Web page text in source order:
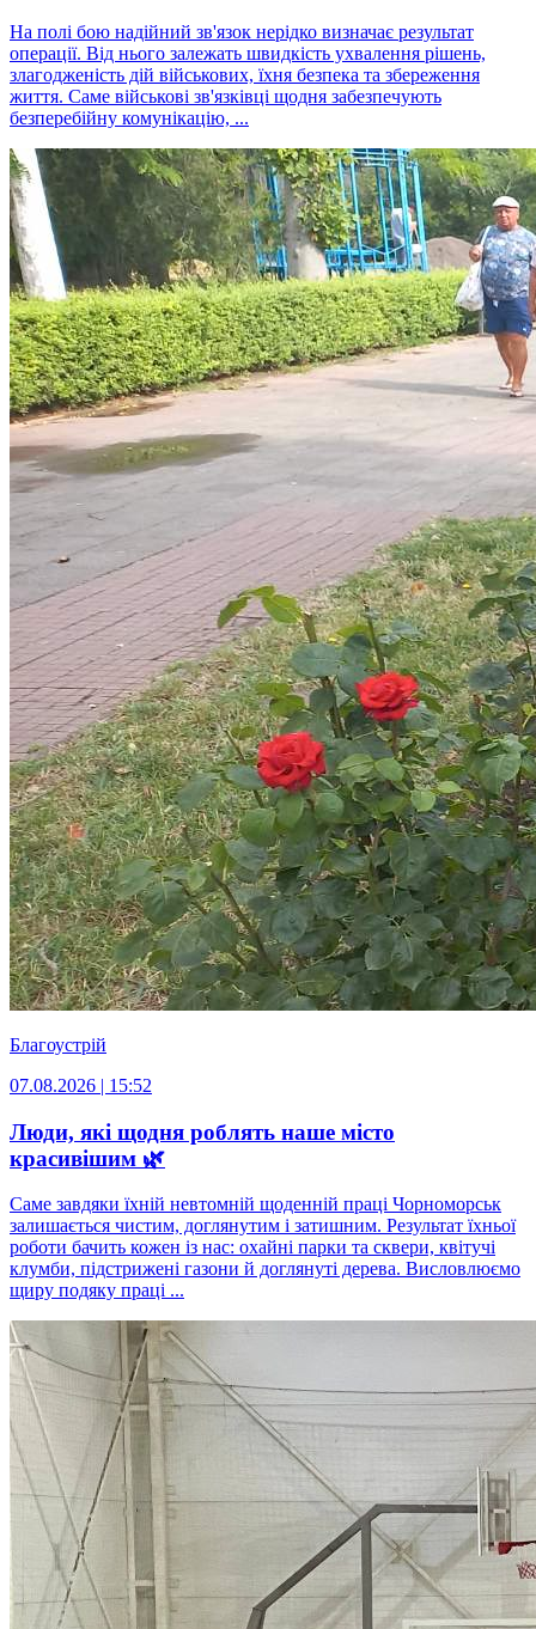
На полі бою надійний зв'язок нерідко визначає результат
операції. Від нього залежать швидкість ухвалення рішень,
злагодженість дій військових, їхня безпека та збереження
життя. Саме військові зв'язківці щодня забезпечують
безперебійну комунікацію, ...
Благоустрій
07.08.2026 | 15:52
Люди, які щодня роблять наше місто
красивішим 🌿
Саме завдяки їхній невтомній щоденній праці Чорноморськ
залишається чистим, доглянутим і затишним. Результат їхньої
роботи бачить кожен із нас: охайні парки та сквери, квітучі
клумби, підстрижені газони й доглянуті дерева. Висловлюємо
щиру подяку праці ...